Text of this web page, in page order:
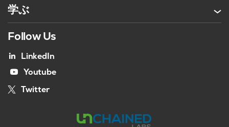
学ぶ
Follow Us
LinkedIn
Youtube
Twitter